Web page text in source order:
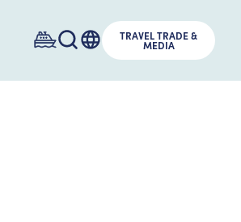
TRAVEL TRADE &
MEDIA